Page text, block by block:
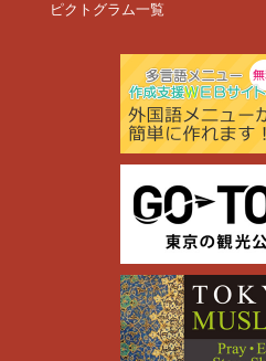
ピクトグラム一覧